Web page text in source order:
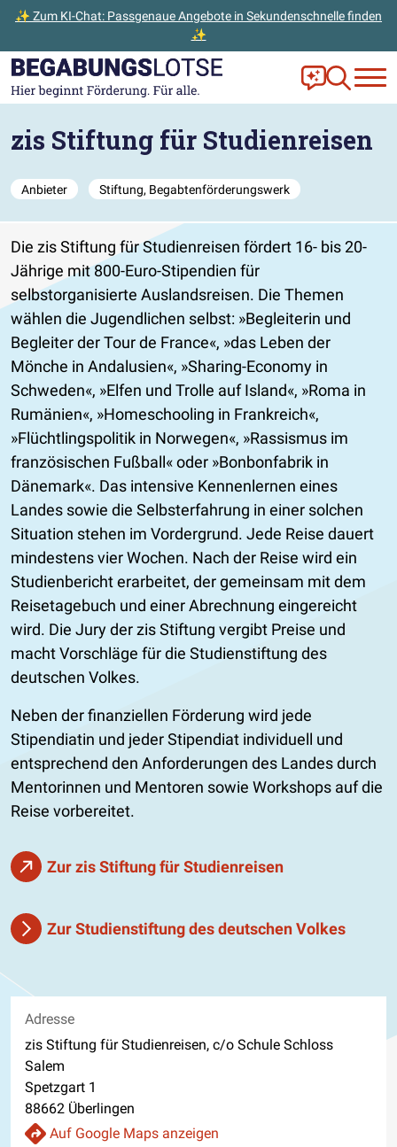
✨ Zum KI-Chat: Passgenaue Angebote in Sekundenschnelle finden
✨
Zum Hauptinhalt der Seite springen
Zur Startseite gehen Frag Ella!
Zur
zis Stiftung für Studienreisen
Anbieter Stiftung, Begabtenförderungswerk
Die zis Stiftung für Studienreisen fördert 16- bis 20-
Jährige mit 800-Euro-Stipendien für
selbstorganisierte Auslandsreisen. Die Themen
wählen die Jugendlichen selbst: »Begleiterin und
Begleiter der Tour de France«, »das Leben der
Mönche in Andalusien«, »Sharing-Economy in
Schweden«, »Elfen und Trolle auf Island«, »Roma in
Rumänien«, »Homeschooling in Frankreich«,
»Flüchtlingspolitik in Norwegen«, »Rassismus im
französischen Fußball« oder »Bonbonfabrik in
Dänemark«. Das intensive Kennenlernen eines
Landes sowie die Selbsterfahrung in einer solchen
Situation stehen im Vordergrund. Jede Reise dauert
mindestens vier Wochen. Nach der Reise wird ein
Studienbericht erarbeitet, der gemeinsam mit dem
Reisetagebuch und einer Abrechnung eingereicht
wird. Die Jury der zis Stiftung vergibt Preise und
macht Vorschläge für die Studienstiftung des
deutschen Volkes.
Neben der finanziellen Förderung wird jede
Stipendiatin und jeder Stipendiat individuell und
entsprechend den Anforderungen des Landes durch
Mentorinnen und Mentoren sowie Workshops auf die
Reise vorbereitet.
Zur zis Stiftung für Studienreisen
Zur Studienstiftung des deutschen Volkes
Adresse
zis Stiftung für Studienreisen, c/o Schule Schloss
Salem
Spetzgart 1
88662 Überlingen
Auf Google Maps anzeigen